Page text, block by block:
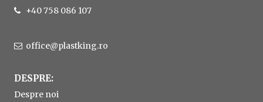
+40 758 086 107
office@plastking.ro
DESPRE:
Despre noi